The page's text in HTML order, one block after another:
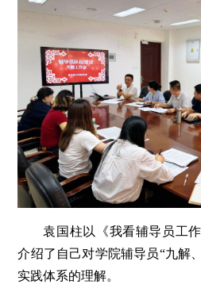
袁国柱以《我看辅导员工
介绍了自己对学院辅导员“九解
实践体系的理解。